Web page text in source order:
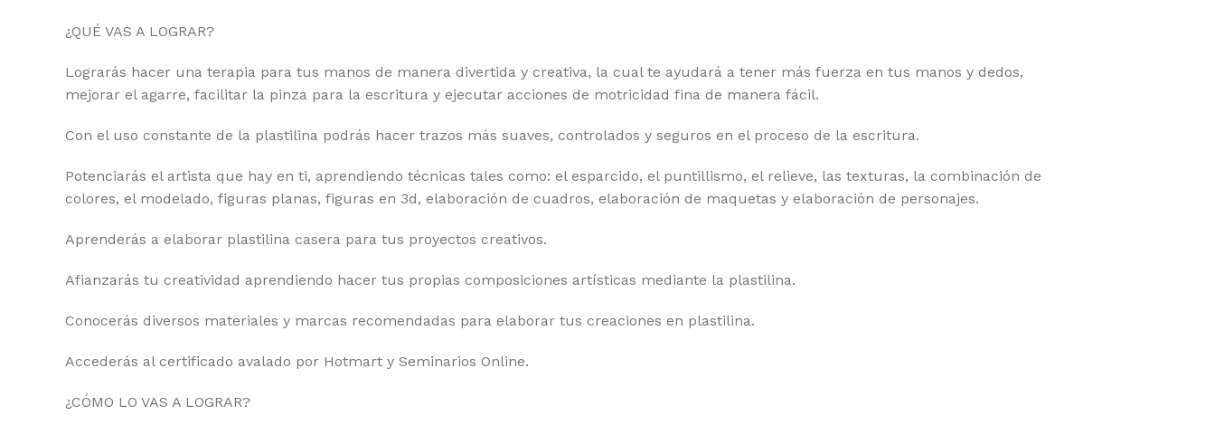
¿QUÉ VAS A LOGRAR?
Lograrás hacer una terapia para tus manos de manera divertida y creativa, la cual te ayudará a tener más fuerza en tus manos y dedos,
mejorar el agarre, facilitar la pinza para la escritura y ejecutar acciones de motricidad fina de manera fácil.
Con el uso constante de la plastilina podrás hacer trazos más suaves, controlados y seguros en el proceso de la escritura.
Potenciarás el artista que hay en ti, aprendiendo técnicas tales como: el esparcido, el puntillismo, el relieve, las texturas, la combinación de
colores, el modelado, figuras planas, figuras en 3d, elaboración de cuadros, elaboración de maquetas y elaboración de personajes.
Aprenderás a elaborar plastilina casera para tus proyectos creativos.
Afianzarás tu creatividad aprendiendo hacer tus propias composiciones artísticas mediante la plastilina.
Conocerás diversos materiales y marcas recomendadas para elaborar tus creaciones en plastilina.
Accederás al certificado avalado por Hotmart y Seminarios Online.
¿CÓMO LO VAS A LOGRAR?